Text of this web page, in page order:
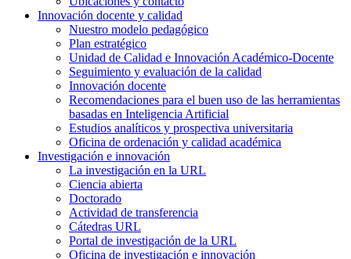
Innovación docente y calidad
Nuestro modelo pedagógico
Plan estratégico
Unidad de Calidad e Innovación Académico-Docente
Seguimiento y evaluación de la calidad
Innovación docente
Recomendaciones para el buen uso de las herramientas
basadas en Inteligencia Artificial
Estudios analíticos y prospectiva universitaria
Oficina de ordenación y calidad académica
Investigación e innovación
La investigación en la URL
Ciencia abierta
Doctorado
Actividad de transferencia
Cátedras URL
Portal de investigación de la URL
Oficina de investigación e innovación